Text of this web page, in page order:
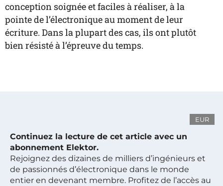
conception soignée et faciles à réaliser, à la
pointe de l’électronique au moment de leur
écriture. Dans la plupart des cas, ils ont plutôt
bien résisté à l’épreuve du temps.
EUR
Continuez la lecture de cet article avec un
abonnement Elektor.
Rejoignez des dizaines de milliers d’ingénieurs et
de passionnés d’électronique dans le monde
entier en devenant membre. Profitez de l’accès au